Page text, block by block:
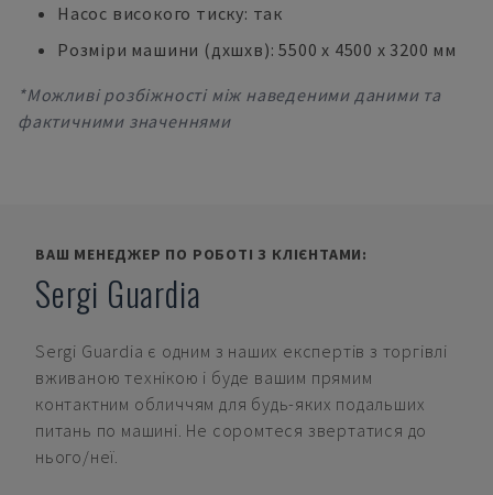
Насос високого тиску: так
Розміри машини (дхшхв): 5500 x 4500 x 3200 мм
*Можливі розбіжності між наведеними даними та
фактичними значеннями
ВАШ МЕНЕДЖЕР ПО РОБОТІ З КЛІЄНТАМИ:
Sergi Guardia
Sergi Guardia є одним з наших експертів з торгівлі
вживаною технікою і буде вашим прямим
контактним обличчям для будь-яких подальших
питань по машині. Не соромтеся звертатися до
нього/неї.